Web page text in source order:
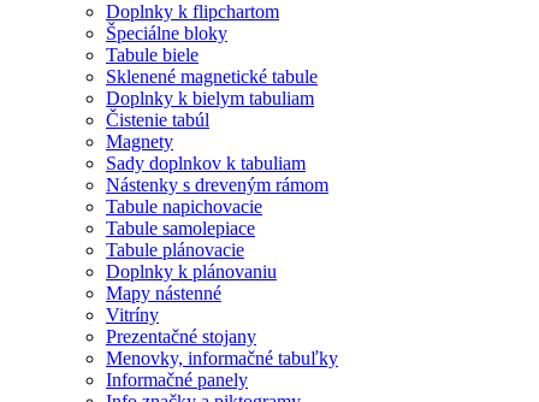
Doplnky k flipchartom
Špeciálne bloky
Tabule biele
Sklenené magnetické tabule
Doplnky k bielym tabuliam
Čistenie tabúl
Magnety
Sady doplnkov k tabuliam
Nástenky s dreveným rámom
Tabule napichovacie
Tabule samolepiace
Tabule plánovacie
Doplnky k plánovaniu
Mapy nástenné
Vitríny
Prezentačné stojany
Menovky, informačné tabuľky
Informačné panely